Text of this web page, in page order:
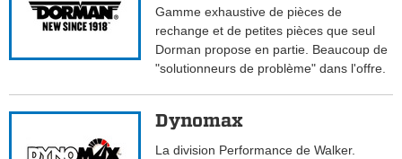
Gamme exhaustive de pièces de
rechange et de petites pièces que seul
Dorman propose en partie. Beaucoup de
"solutionneurs de problème" dans l'offre.
Dynomax
La division Performance de Walker.